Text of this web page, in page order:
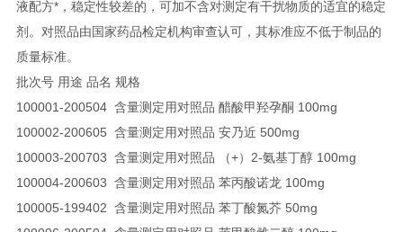
液配方*，稳定性较差的，可加不含对测定有干扰物质的适宜的稳定
剂。对照品由国家药品检定机构审查认可，其标准应不低于制品的
质量标准。
批次号 用途 品名 规格
100001-200504 含量测定用对照品 醋酸甲羟孕酮 100mg
100002-200605 含量测定用对照品 安乃近 500mg
100003-200703 含量测定用对照品 （+）2-氨基丁醇 100mg
100004-200603 含量测定用对照品 苯丙酸诺龙 100mg
100005-199402 含量测定用对照品 苯丁酸氮芥 50mg